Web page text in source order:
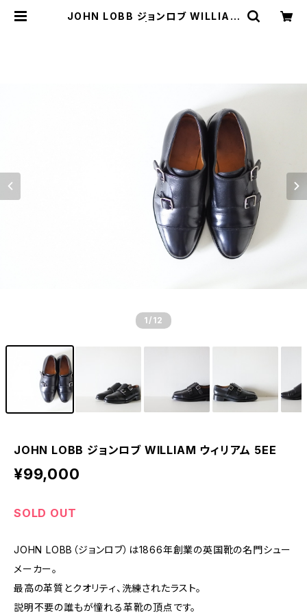
JOHN LOBB ジョンロブ WILLIAM
1 /12
JOHN LOBB ジョンロブ WILLIAM ウィリアム 5EE
¥99,000
SOLD OUT
JOHN LOBB（ジョンロブ）は1866年創業の英国靴の名門シュー
メーカー。
最高の革質とクオリティ、洗練されたラスト。
説明不要の誰もが憧れる革靴の頂点です。